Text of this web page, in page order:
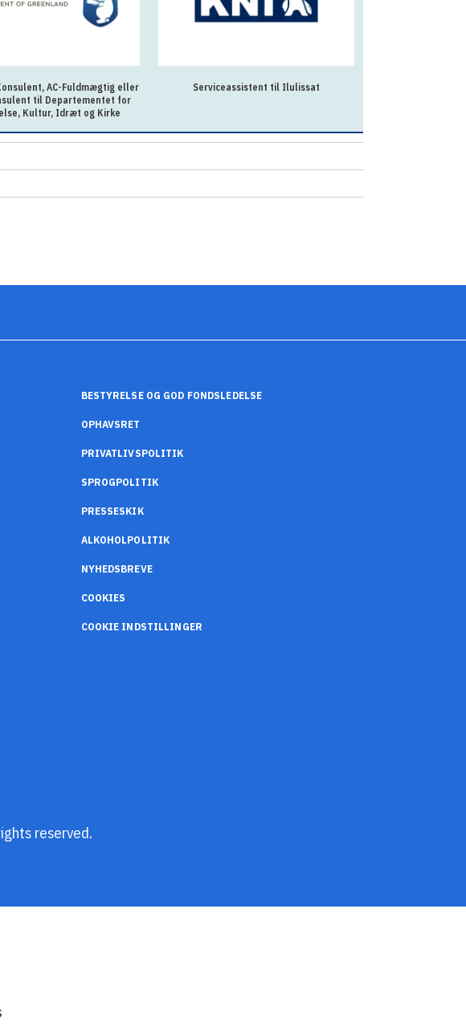
AC-Fuldmægtig eller
til Departementet for
Kultur, Idræt og Kirke
Serviceassistent til Ilulissat
BESTYRELSE OG GOD FONDSLEDELSE
OPHAVSRET
PRIVATLIVSPOLITIK
SPROGPOLITIK
PRESSESKIK
ALKOHOLPOLITIK
NYHEDSBREVE
COOKIES
COOKIE INDSTILLINGER
reserved.